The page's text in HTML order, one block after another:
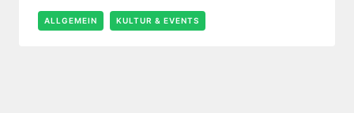
ALLGEMEIN KULTUR & EVENTS